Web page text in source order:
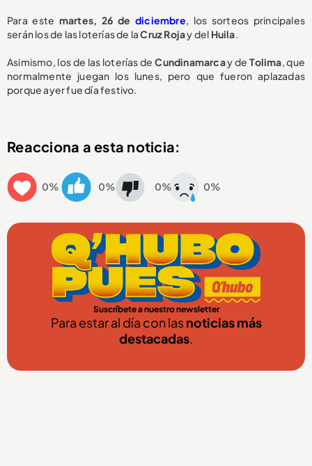
Para este martes, 26 de diciembre, los sorteos principales
serán los de las loterías de laCruz Rojay del Huila.
Asimismo, los de las loterías deCundinamarcay deTolima, que
normalmente juegan los lunes, pero que fueron aplazadas
porque ayer fue día festivo.
Reacciona a esta noticia:
0% 0% 0% 0%
Suscríbete a nuestro newsletter
Para estar al día con lasnoticias más
destacadas.